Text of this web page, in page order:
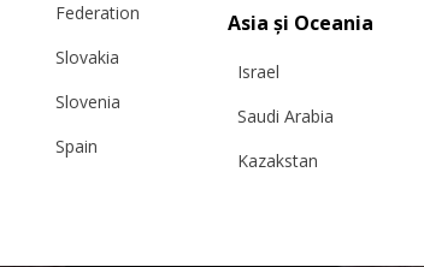
Federation
Slovakia
Slovenia
Spain
Asia și Oceania
Israel
Saudi Arabia
Kazakstan